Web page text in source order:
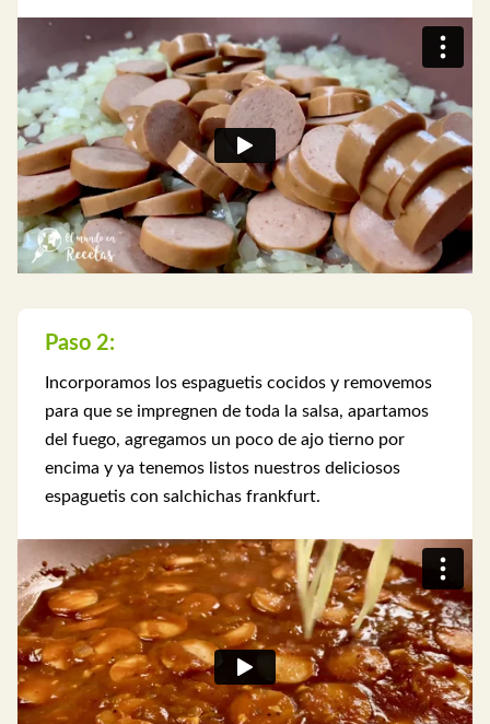
Paso 2:
Incorporamos los espaguetis cocidos y removemos
para que se impregnen de toda la salsa, apartamos
del fuego, agregamos un poco de ajo tierno por
encima y ya tenemos listos nuestros deliciosos
espaguetis con salchichas frankfurt.